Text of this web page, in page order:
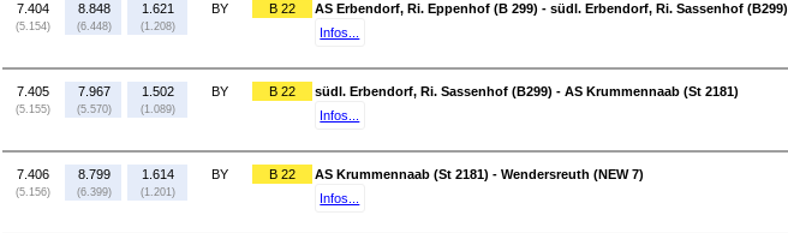
7.404
(5.154)
8.848
(6.448)
1.621
(1.208)
BY B 22
AS Erbendorf, Ri. Eppenhof (B 299) - südl. Erbendorf, Ri. Sassenhof (B299)
Infos...
7.405
(5.155)
7.967
(5.570)
1.502
(1.089)
BY B 22
südl. Erbendorf, Ri. Sassenhof (B299) - AS Krummennaab (St 2181)
Infos...
7.406
(5.156)
8.799
(6.399)
1.614
(1.201)
BY B 22
AS Krummennaab (St 2181) - Wendersreuth (NEW 7)
Infos...